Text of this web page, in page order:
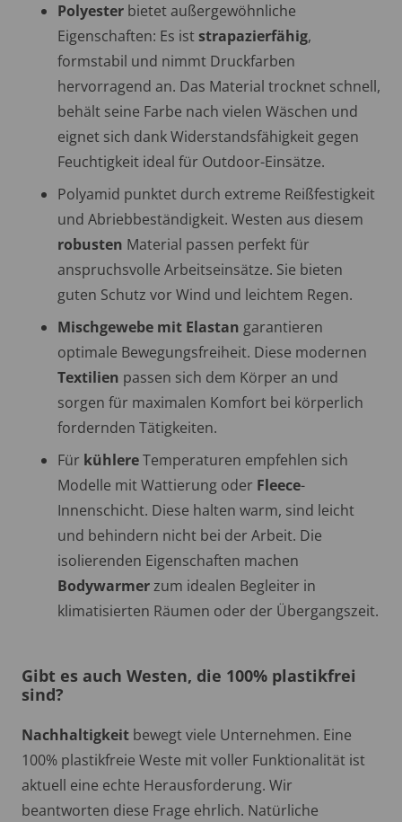
Polyester bietet außergewöhnliche
Eigenschaften: Es iststrapazierfähig,
formstabil und nimmt Druckfarben
hervorragend an. Das Material trocknet schnell,
behält seine Farbe nach vielen Wäschen und
eignet sich dank Widerstandsfähigkeit gegen
Feuchtigkeit ideal für Outdoor-Einsätze.
Polyamid punktet durch extreme Reißfestigkeit
und Abriebbeständigkeit. Westen aus diesem
robusten Material passen perfekt für
anspruchsvolle Arbeitseinsätze. Sie bieten
guten Schutz vor Wind und leichtem Regen.
Mischgewebe mit Elastan garantieren
optimale Bewegungsfreiheit. Diese modernen
Textilien passen sich dem Körper an und
sorgen für maximalen Komfort bei körperlich
fordernden Tätigkeiten.
Für kühlereTemperaturen empfehlen sich
Modelle mit Wattierung oder Fleece-
Innenschicht. Diese halten warm, sind leicht
und behindern nicht bei der Arbeit. Die
isolierenden Eigenschaften machen
Bodywarmerzum idealen Begleiter in
klimatisierten Räumen oder der Übergangszeit.
Gibt es auch Westen, die 100% plastikfrei
sind?
Nachhaltigkeit bewegt viele Unternehmen. Eine
100% plastikfreie Weste mit voller Funktionalität ist
aktuell eine echte Herausforderung. Wir
beantworten diese Frage ehrlich. Natürliche